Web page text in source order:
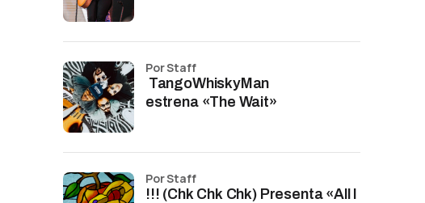
TangoWhiskyMan
estrena «The Wait»
por Staff
!!! (Chk Chk Chk) Presenta «All I
por Staff